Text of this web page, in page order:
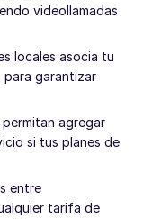
videollamadas
locales asocia tu
para garantizar
agregar
si tus planes de
entre
tarifa de